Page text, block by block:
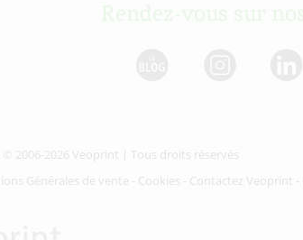
© 2006-2026 Veoprint | Tous droits réservés
Générales de vente - Cookies - Contactez Veoprint -